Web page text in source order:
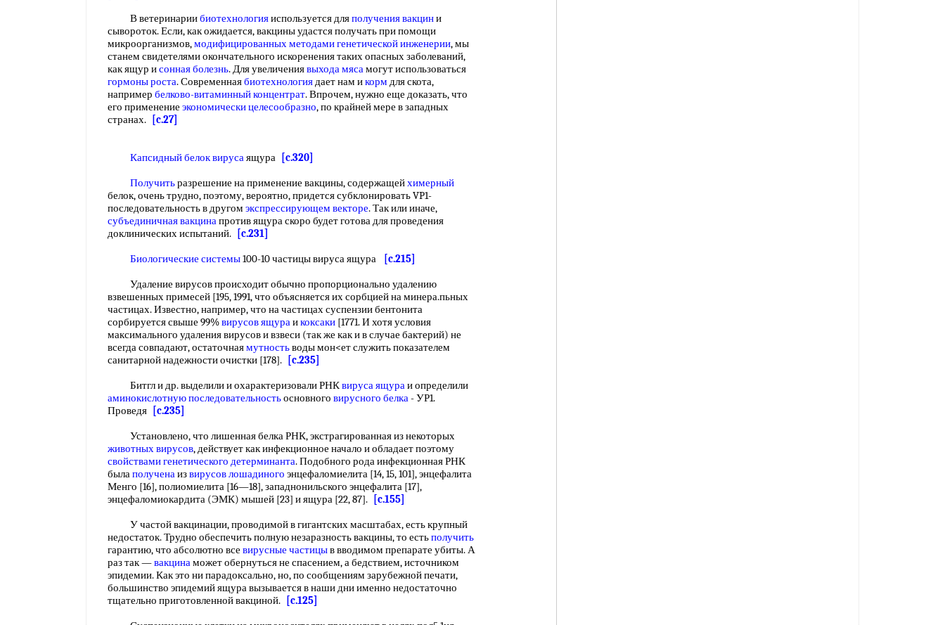
В ветеринариибиотехнологияиспользуется дляполучения вакцини
сывороток. Если, как ожидается, вакцины удастся получать при помощи
микроорганизмов,модифицированных методамигенетической инженерии, мы
станем свидетелями окончательного искоренения таких опасных заболеваний,
как ящур исонная болезнь. Для увеличениявыходамясамогут использоваться
гормоны роста. Современнаябиотехнологиядает нам икорм для скота,
например белково-витаминный концентрат. Впрочем, нужно еще доказать, что
его применение экономически целесообразно, по крайней мере в западных
странах.
[c.27]
Капсидныйбелок вирусаящура
[c.320]
Получитьразрешение на применение вакцины, содержащейхимерный
белок, очень трудно, поэтому, вероятно, придется субклонировать VP1-
последовательность в другом экспрессирующем векторе. Так или иначе,
субъединичная вакцинапротив ящура скоро будет готова для проведения
доклинических испытаний.
[c.231]
Биологические системы100-10 частицы вируса ящура
[c.215]
Удаление вирусов происходит обычно пропорционально удалению
взвешенных примесей [195, 1991, что объясняется их сорбцией на минера.пьных
частицах. Известно, например, что на частицах суспензии бентонита
сорбируется свыше 99%вирусов ящураикоксаки [1771. И хотя условия
максимального удаления вирусов и взвеси (так же как и в случае бактерий) не
всегда совпадают, остаточнаямутностьводы мон<ет служить показателем
санитарной надежности очистки [178].
[c.235]
Битгл и др. выделили и охарактеризовали РНКвируса ящураи определили
аминокислотную последовательностьосновного вирусного белка- УР1.
Проведя
[c.235]
Установлено, что лишенная белка РНК, экстрагированная из некоторых
животных вирусов, действует как инфекционное начало и обладает поэтому
свойствами генетического детерминанта. Подобного рода инфекционная РНК
былаполученаизвирусов лошадиного энцефаломиелита [14, 15, 101], энцефалита
Менго [16], полиомиелита [16—18], западнонильского энцефалита [17],
энцефаломиокардита (ЭМК) мышей [23] и ящура [22, 87].
[c.155]
У частой вакцинации, проводимой в гигантских масштабах, есть крупный
недостаток. Трудно обеспечить полную незаразность вакцины, то естьполучить
гарантию, что абсолютно все вирусные частицыв вводимом препарате убиты. А
раз так —вакцинаможет обернуться не спасением, а бедствием, источником
эпидемии. Как это ни парадоксально, но, по сообщениям зарубежной печати,
большинство эпидемий ящура вызывается в наши дни именно недостаточно
тщательно приготовленной вакциной.
[c.125]